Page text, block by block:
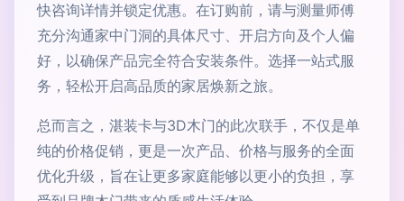
快咨询详情并锁定优惠。在订购前，请与测量师傅
充分沟通家中门洞的具体尺寸、开启方向及个人偏
好，以确保产品完全符合安装条件。选择一站式服
务，轻松开启高品质的家居焕新之旅。
总而言之，湛装卡与3D木门的此次联手，不仅是单
纯的价格促销，更是一次产品、价格与服务的全面
优化升级，旨在让更多家庭能够以更小的负担，享